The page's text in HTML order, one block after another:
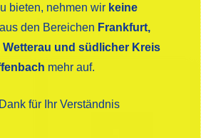
bieten, nehmen wir keine
aus den Bereichen Frankfurt,
und südlicher Kreis
mehr auf.
für Ihr Verständnis